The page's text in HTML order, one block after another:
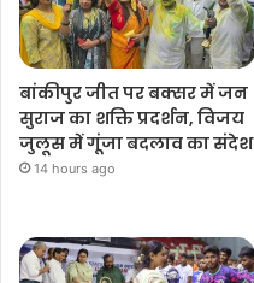
बांकीपुर जीत पर बक्सर में जन
सुराज का शक्ति प्रदर्शन, विजय
जुलूस में गूंजा बदलाव का संदेश
14 hours ago